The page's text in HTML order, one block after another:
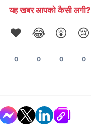
यह खबर आपको कैसी लगी?
❤️
0
😂
0
😲
0
😢
0